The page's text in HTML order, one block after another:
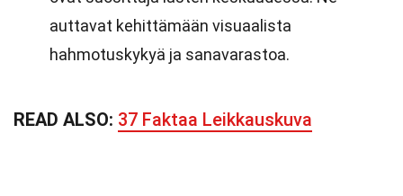
auttavat kehittämään visuaalista
hahmotuskykyä ja sanavarastoa.
READ ALSO: 37 Faktaa Leikkauskuva